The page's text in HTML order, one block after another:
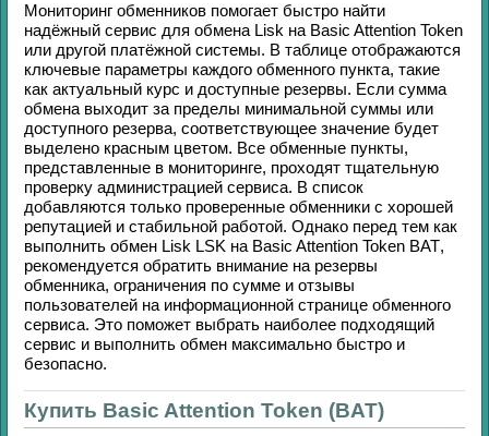
Мониторинг обменников помогает быстро найти
надёжный сервис для обмена Lisk на Basic Attention Token
или другой платёжной системы. В таблице отображаются
ключевые параметры каждого обменного пункта, такие
как актуальный курс и доступные резервы. Если сумма
обмена выходит за пределы минимальной суммы или
доступного резерва, соответствующее значение будет
выделено красным цветом. Все обменные пункты,
представленные в мониторинге, проходят тщательную
проверку администрацией сервиса. В список
добавляются только проверенные обменники с хорошей
репутацией и стабильной работой. Однако перед тем как
выполнить обмен Lisk LSK на Basic Attention Token BAT,
рекомендуется обратить внимание на резервы
обменника, ограничения по сумме и отзывы
пользователей на информационной странице обменного
сервиса. Это поможет выбрать наиболее подходящий
сервис и выполнить обмен максимально быстро и
безопасно.
Купить Basic Attention Token (BAT)